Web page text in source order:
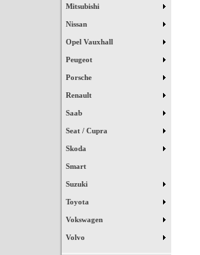
Mitsubishi
Nissan
Opel Vauxhall
Peugeot
Porsche
Renault
Saab
Seat / Cupra
Skoda
Smart
Suzuki
Toyota
Vokswagen
Volvo